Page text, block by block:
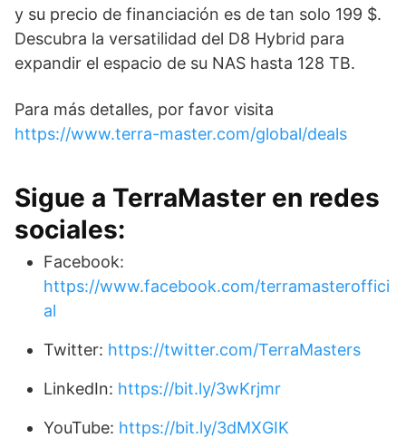
y su precio de financiación es de tan solo 199 $.
Descubra la versatilidad del D8 Hybrid para
expandir el espacio de su NAS hasta 128 TB.
Para más detalles, por favor visita
https://www.terra-master.com/global/deals
Sigue a TerraMaster en redes
sociales:
Facebook:
https://www.facebook.com/terramasteroffici
al
Twitter: https://twitter.com/TerraMasters
LinkedIn: https://bit.ly/3wKrjmr
YouTube: https://bit.ly/3dMXGIK